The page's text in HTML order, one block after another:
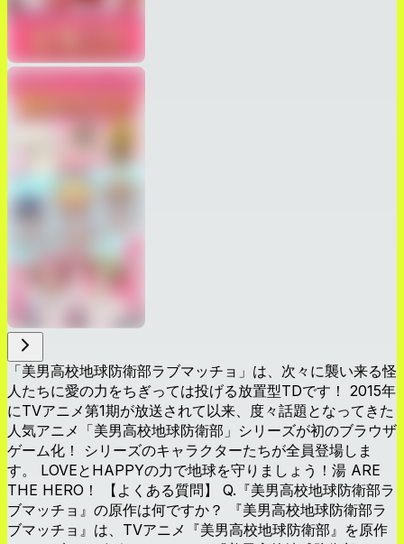
「美男高校地球防衛部ラブマッチョ」は、次々に襲い来る怪
人たちに愛の力をちぎっては投げる放置型TDです！ 2015年
にTVアニメ第1期が放送されて以来、度々話題となってきた
人気アニメ「美男高校地球防衛部」シリーズが初のブラウザ
ゲーム化！ シリーズのキャラクターたちが全員登場しま
す。 LOVEとHAPPYの力で地球を守りましょう！湯 ARE
THE HERO！ 【よくある質問】 Q.『美男高校地球防衛部ラ
ブマッチョ』の原作は何ですか？ 『美男高校地球防衛部ラ
ブマッチョ』は、TVアニメ『美男高校地球防衛部』を原作